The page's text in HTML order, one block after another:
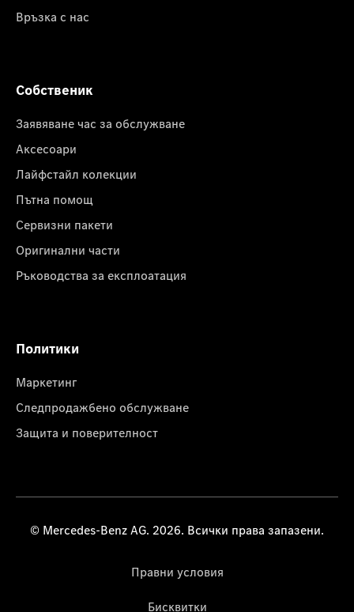
Връзка с нас
Собственик
Заявяване час за обслужване
Аксесоари
Лайфстайл колекции
Пътна помощ
Сервизни пакети
Оригинални части
Ръководства за експлоатация
Политики
Маркетинг
Следпродажбено обслужване
Защита и поверителност
© Mercedes-Benz AG. 2026. Всички права запазени.
Правни условия
Бисквитки